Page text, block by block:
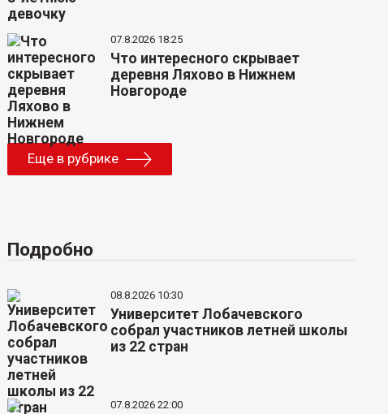
07.8.2026 18:25
Что интересного скрывает
деревня Ляхово в Нижнем
Новгороде
Еще в рубрике
Подробно
08.8.2026 10:30
Университет Лобачевского
собрал участников летней школы
из 22 стран
07.8.2026 22:00